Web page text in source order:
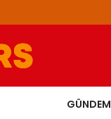
GÜNDEM